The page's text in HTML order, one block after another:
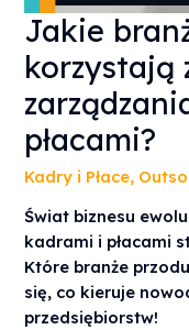
Jakie
korzystają
płacami?
Kadry i Płace,
Świat biznesu
kadrami i płacami
Które branże
się, co kieruje
przedsiębiorstw!
JAKIE
BRANŻE
NAJCHĘTNIEJ
KORZYSTAJĄ
Z
OUTSOURCINGU
DO
ZARZĄDZANIA
KADRAMI
I